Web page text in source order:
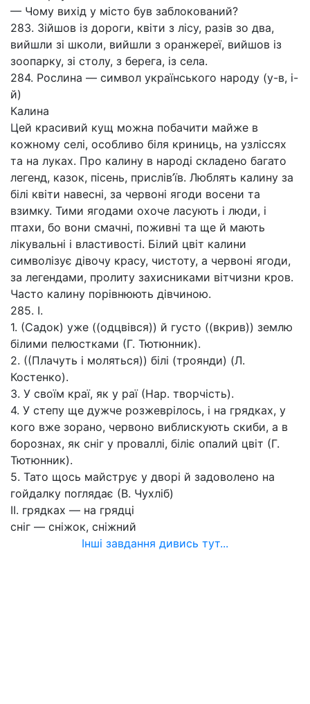
— Чому вихід у місто був заблокований?
283. Зійшов із дороги, квіти з лісу, разів зо два,
вийшли зі школи, вийшли з оранжереї, вийшов із
зоопарку, зі столу, з берега, із села.
284. Рослина — символ українського народу (у-в, і-
й)
Калина
Цей красивий кущ можна побачити майже в
кожному селі, особливо біля криниць, на узліссях
та на луках. Про калину в народі складено багато
легенд, казок, пісень, прислів’їв. Люблять калину за
білі квіти навесні, за червоні ягоди восени та
взимку. Тими ягодами охоче ласують і люди, і
птахи, бо вони смачні, поживні та ще й мають
лікувальні і властивості. Білий цвіт калини
символізує дівочу красу, чистоту, а червоні ягоди,
за легендами, пролиту захисниками вітчизни кров.
Часто калину порівнюють дівчиною.
285. І.
1. (Садок) уже ((одцвівся)) й густо ((вкрив)) землю
білими пелюстками (Г. Тютюнник).
2. ((Плачуть і моляться)) білі (троянди) (Л.
Костенко).
3. У своїм краї, як у раї (Нар. творчість).
4. У степу ще дужче розжеврілось, і на грядках, у
кого вже зорано, червоно виблискують скиби, а в
борознах, як сніг у проваллі, біліє опалий цвіт (Г.
Тютюнник).
5. Тато щось майструє у дворі й задоволено на
гойдалку поглядає (В. Чухліб)
II. грядках — на грядці
сніг — сніжок, сніжний
Інші завдання дивись тут...